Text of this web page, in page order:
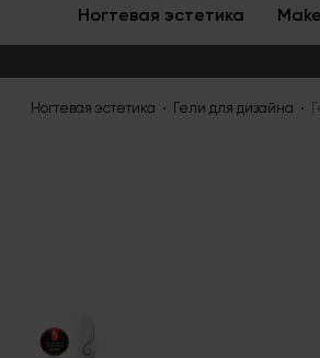
Ногтевая эстетика
Ногтевая эстетика Гели для дизайна